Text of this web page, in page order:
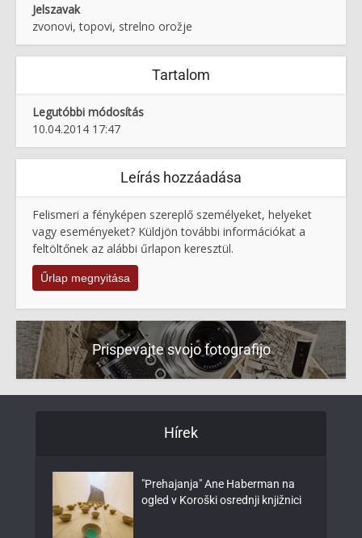
Jelszavak
zvonovi, topovi, strelno orožje
Tartalom
Legutóbbi módosítás
10.04.2014 17:47
Leírás hozzáadása
Felismeri a fényképen szereplő személyeket, helyeket
vagy eseményeket? Küldjön további információkat a
feltöltőnek az alábbi űrlapon keresztül.
Űrlap megnyitása
Prispevajte svojo fotografijo
Hírek
"Prehajanja" Ane Haberman na
ogled v Koroški osrednji knjižnici